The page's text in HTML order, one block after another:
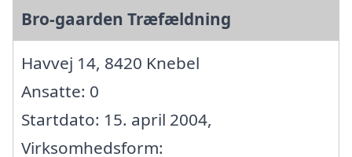
Bro-gaarden Træfældning
Havvej 14, 8420 Knebel
Ansatte: 0
Startdato: 15. april 2004,
Virksomhedsform: